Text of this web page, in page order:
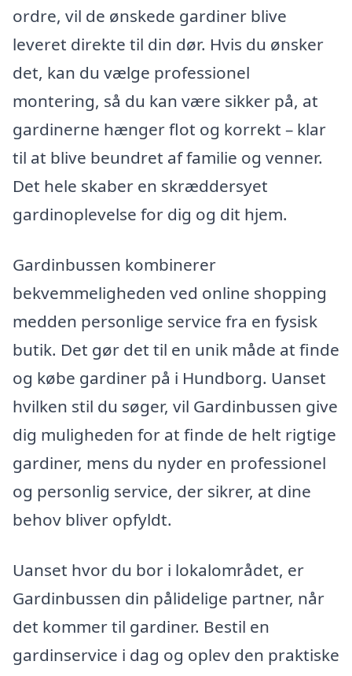
ordre, vil de ønskede gardiner blive
leveret direkte til din dør. Hvis du ønsker
det, kan du vælge professionel
montering, så du kan være sikker på, at
gardinerne hænger flot og korrekt – klar
til at blive beundret af familie og venner.
Det hele skaber en skræddersyet
gardinoplevelse for dig og dit hjem.
Gardinbussen kombinerer
bekvemmeligheden ved online shopping
medden personlige service fra en fysisk
butik. Det gør det til en unik måde at finde
og købe gardiner på i Hundborg. Uanset
hvilken stil du søger, vil Gardinbussen give
dig muligheden for at finde de helt rigtige
gardiner, mens du nyder en professionel
og personlig service, der sikrer, at dine
behov bliver opfyldt.
Uanset hvor du bor i lokalområdet, er
Gardinbussen din pålidelige partner, når
det kommer til gardiner. Bestil en
gardinservice i dag og oplev den praktiske